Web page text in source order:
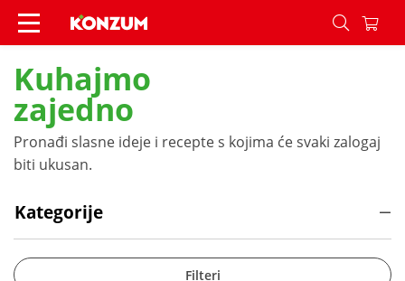
Recepti - Konzum
Kuhajmo
zajedno
Pronađi slasne ideje i recepte s kojima će svaki zalogaj
biti ukusan.
Kategorije
Filteri